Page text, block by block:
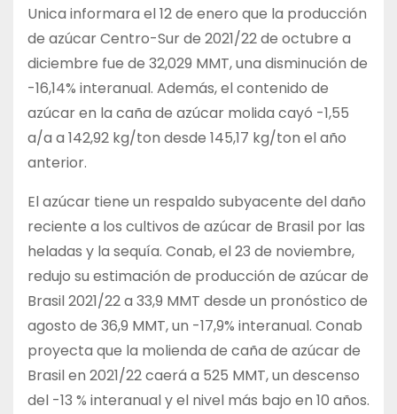
Unica informara el 12 de enero que la producción
de azúcar Centro-Sur de 2021/22 de octubre a
diciembre fue de 32,029 MMT, una disminución de
-16,14% interanual. Además, el contenido de
azúcar en la caña de azúcar molida cayó -1,55
a/a a 142,92 kg/ton desde 145,17 kg/ton el año
anterior.
El azúcar tiene un respaldo subyacente del daño
reciente a los cultivos de azúcar de Brasil por las
heladas y la sequía. Conab, el 23 de noviembre,
redujo su estimación de producción de azúcar de
Brasil 2021/22 a 33,9 MMT desde un pronóstico de
agosto de 36,9 MMT, un -17,9% interanual. Conab
proyecta que la molienda de caña de azúcar de
Brasil en 2021/22 caerá a 525 MMT, un descenso
del -13 % interanual y el nivel más bajo en 10 años.